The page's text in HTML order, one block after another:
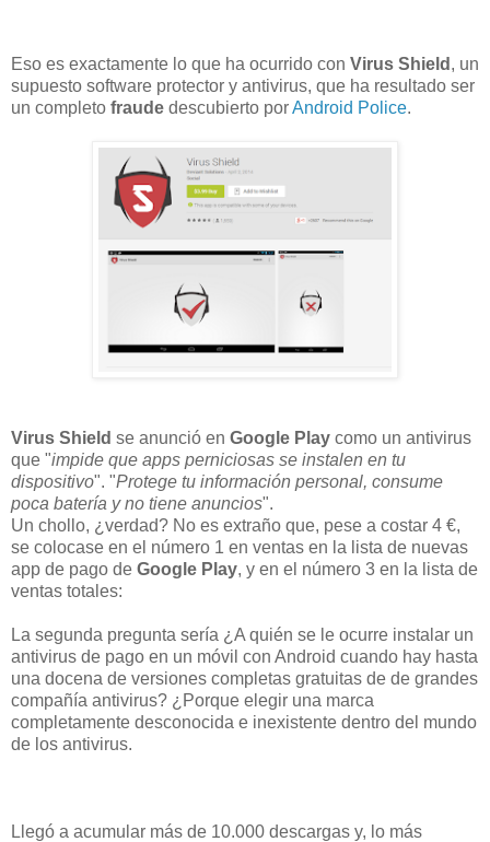
Eso es exactamente lo que ha ocurrido con Virus Shield , un
supuesto software protector y antivirus, que ha resultado ser
un completo fraude descubierto porAndroid Police.
Virus Shield se anunció en Google Play como un antivirus
que "impide que apps perniciosas se instalen en tu
dispositivo". "Protege tu información personal, consume
poca batería y no tiene anuncios".
Un chollo, ¿verdad? No es extraño que, pese a costar 4 €,
se colocase en el número 1 en ventas en la lista de nuevas
app de pago de Google Play, y en el número 3 en la lista de
ventas totales:
La segunda pregunta sería ¿A quién se le ocurre instalar un
antivirus de pago en un móvil con Android cuando hay hasta
una docena de versiones completas gratuitas de de grandes
compañía antivirus? ¿Porque elegir una marca
completamente desconocida e inexistente dentro del mundo
de los antivirus.
Llegó a acumular más de 10.000 descargas y, lo más